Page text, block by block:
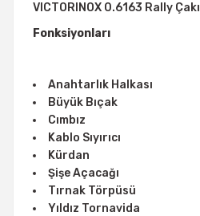
VICTORINOX 0.6163 Rally Çakı
Fonksiyonları
Anahtarlık Halkası
Büyük Bıçak
Cımbız
Kablo Sıyırıcı
Kürdan
Şişe Açacağı
Tırnak Törpüsü
Yıldız Tornavida